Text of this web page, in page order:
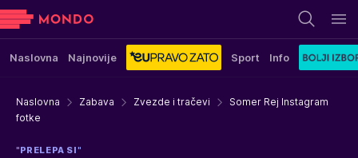
Naslovna Najnovije Sport Info
Naslovna Zabava Zvezde i tračevi
Somer Rej Instagram
fotke
"PRELEPA SI"